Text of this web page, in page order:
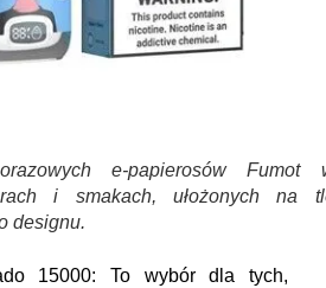
e-papierosów Fumot
i smakach, ułożonych na
designu.
15000: To wybór dla tych,